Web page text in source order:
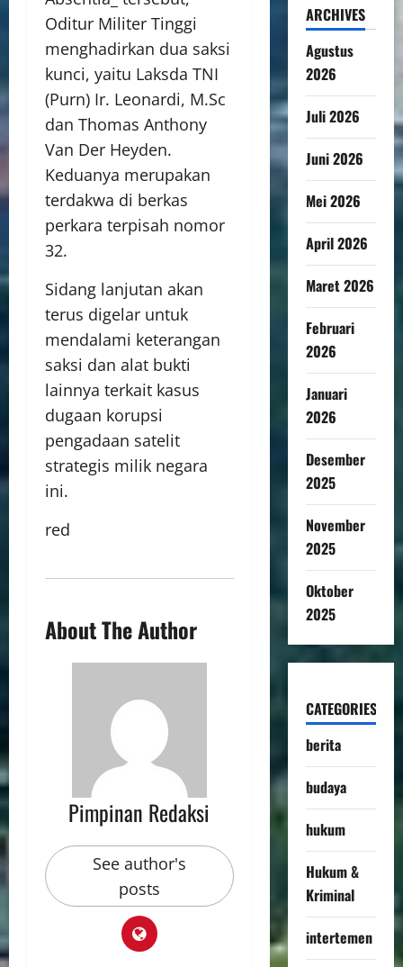
Oditur Militer Tinggi
menghadirkan dua saksi
kunci, yaitu Laksda TNI
(Purn) Ir. Leonardi, M.Sc
dan Thomas Anthony
Van Der Heyden.
Keduanya merupakan
terdakwa di berkas
perkara terpisah nomor
32.
Sidang lanjutan akan
terus digelar untuk
mendalami keterangan
saksi dan alat bukti
lainnya terkait kasus
dugaan korupsi
pengadaan satelit
strategis milik negara
ini.
red
About The Author
Pimpinan Redaksi
See author's
posts
ARCHIVES
Agustus
2026
Juli 2026
Juni 2026
Mei 2026
April 2026
Maret 2026
Februari
2026
Januari
2026
Desember
2025
November
2025
Oktober
2025
CATEGORIES
berita
budaya
hukum
Hukum &
Kriminal
intertemen